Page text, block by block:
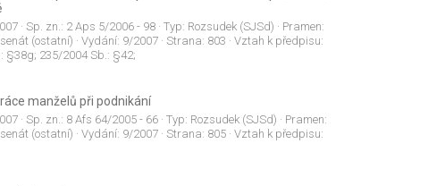
· Sp. zn.: 2 Aps 5/2006 - 98· Typ: Rozsudek (SJSd) · Pramen:
(ostatní) · Vydání: 9/2007· Strana: 803 · Vztah k předpisu:
§38g; 235/2004 Sb.: §42;
manželů při podnikání
· Sp. zn.: 8 Afs 64/2005 - 66· Typ: Rozsudek (SJSd) · Pramen:
(ostatní) · Vydání: 9/2007· Strana: 805· Vztah k předpisu: